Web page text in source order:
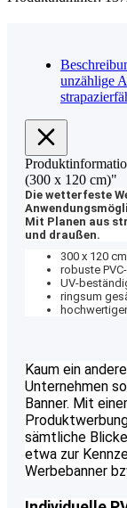
unzählige
(300 x 120 cm)"
Die wetterfeste
Mit Planen aus
und draußen.
300 x 120 cm
robuste
UV-
ringsum
Kaum ein
Unternehmen
Banner. Mit
sämtliche
etwa zur
Werbebanner